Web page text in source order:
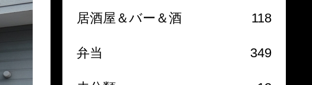
居酒屋＆バー＆酒 118
弁当 349